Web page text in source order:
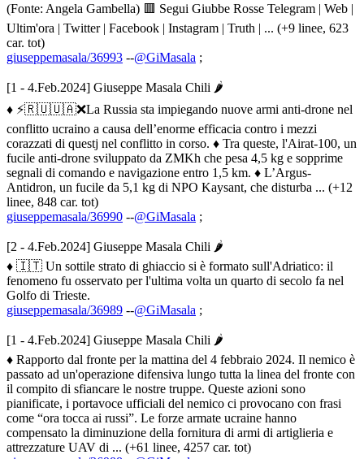
(Fonte: Angela Gambella) 🟥 Segui Giubbe Rosse Telegram | Web |
Ultim'ora | Twitter | Facebook | Instagram | Truth | ... (+9 linee, 623
car. tot)
giuseppemasala/36993 --@GiMasala ;
[1 - 4.Feb.2024] Giuseppe Masala Chili 🌶
♦ ⚡️🇷🇺🇺🇦❌La Russia sta impiegando nuove armi anti-drone nel
conflitto ucraino a causa dell’enorme efficacia contro i mezzi
corazzati di questj nel conflitto in corso. ♦️ Tra queste, l'Airat-100, un
fucile anti-drone sviluppato da ZMKh che pesa 4,5 kg e sopprime
segnali di comando e navigazione entro 1,5 km. ♦️ L’Argus-
Antidron, un fucile da 5,1 kg di NPO Kaysant, che disturba ... (+12
linee, 848 car. tot)
giuseppemasala/36990 --@GiMasala ;
[2 - 4.Feb.2024] Giuseppe Masala Chili 🌶
♦ 🇮🇹 Un sottile strato di ghiaccio si è formato sull'Adriatico: il
fenomeno fu osservato per l'ultima volta un quarto di secolo fa nel
Golfo di Trieste.
giuseppemasala/36989 --@GiMasala ;
[1 - 4.Feb.2024] Giuseppe Masala Chili 🌶
♦ Rapporto dal fronte per la mattina del 4 febbraio 2024. Il nemico è
passato ad un'operazione difensiva lungo tutta la linea del fronte con
il compito di sfiancare le nostre truppe. Queste azioni sono
pianificate, i portavoce ufficiali del nemico ci provocano con frasi
come “ora tocca ai russi”. Le forze armate ucraine hanno
compensato la diminuzione della fornitura di armi di artiglieria e
attrezzature UAV di ... (+61 linee, 4257 car. tot)